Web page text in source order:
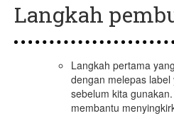
Langkah
Langkah pertama
dengan melepas
sebelum kita
membantu